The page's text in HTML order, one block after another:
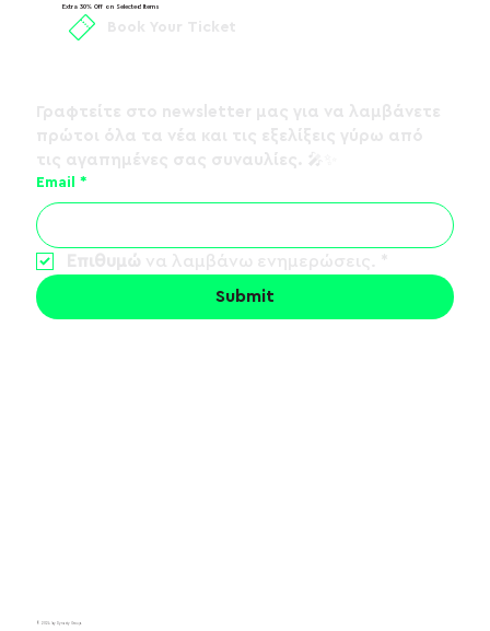
Γραφτείτε στο newsletter μας για να λαμβάνετε
πρώτοι όλα τα νέα και τις εξελίξεις γύρω από
τις αγαπημένες σας συναυλίες. 🎤✨
Email *
Επιθυμώ να λαμβάνω ενημερώσεις. *
Submit
ΛΟΓΟΣ ΤΙΜΗΣ - Summer Tour 2026
Extra 30% Off on Selected Items
Book Your Ticket
© 2024 by Dynasty Group.